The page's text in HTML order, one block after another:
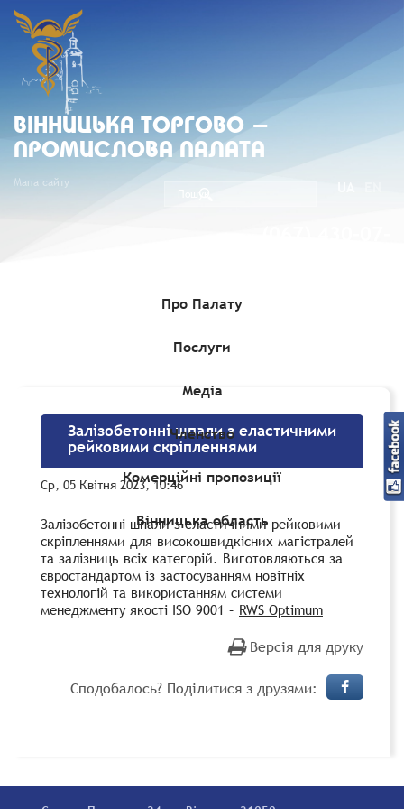
ВIННИЦЬКА ТОРГОВО -
ПРОМИСЛОВА ПАЛАТА
Мапа сайту
Про Палату
Послуги
Медіа
Членство
Комерційні пропозиції
Вінницька область
Комерційні пропозиції»Залізобетонні шпали з
Залізобетонні шпали з еластичними
рейковими скріпленнями
Ср, 05 Квітня 2023, 10:46
Залізобетонні шпали з еластичними рейковими
скріпленнями для високошвидкісних магістралей
та залізниць всіх категорій. Виготовляються за
євростандартом із застосуванням новітніх
технологій та використанням системи
менеджменту якості ISO 9001 – RWS Optimum
Версія для друку
Сподобалось? Поділитися з друзями: